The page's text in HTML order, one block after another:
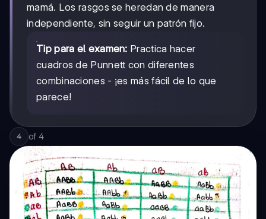
mamá. Los rasgos se heredan de manera
independiente, sin seguir un patrón fijo.
Tip para el examen: Practica hacer
cuadros de Punnett con diferentes
combinaciones - ¡es más fácil de lo que
parece!
4 of 4